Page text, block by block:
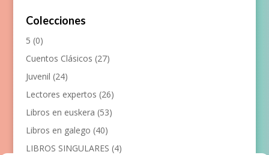
Colecciones
5 (0)
Cuentos Clásicos (27)
Juvenil (24)
Lectores expertos (26)
Libros en euskera (53)
Libros en galego (40)
LIBROS SINGULARES (4)